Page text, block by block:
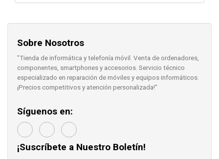
Sobre Nosotros
"Tienda de informática y telefonía móvil. Venta de ordenadores,
componentes, smartphones y accesorios. Servicio técnico
especializado en reparación de móviles y equipos informáticos.
¡Precios competitivos y atención personalizada!"
Síguenos en:
¡Suscríbete a Nuestro Boletín!